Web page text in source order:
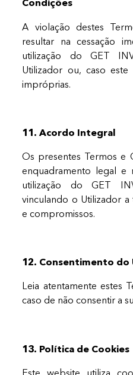
Condições
A violação destes
resultar na cessação
utilização do GET
Utilizador ou, caso
impróprias.
11. Acordo Integral
Os presentes Termos e
enquadramento legal e
utilização do GET
vinculando o Utilizador a
e compromissos.
12. Consentimento
Leia atentamente estes
caso de não consentir a
13. Política de Cookies
Este website utiliza